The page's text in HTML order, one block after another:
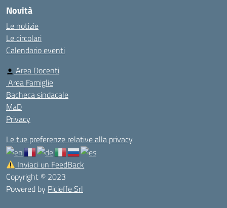
Novità
Le notizie
Le circolari
Calendario eventi
Area Docenti
Area Famiglie
Bacheca sindacale
MaD
Privacy
Le tue preferenze relative alla privacy
Inviaci un FeedBack
Copyright © 2023
Powered by Picieffe Srl